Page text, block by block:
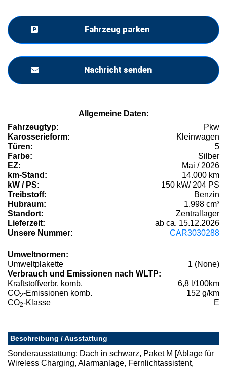
Fahrzeug parken
Nachricht senden
Allgemeine Daten:
Fahrzeugtyp:
Pkw
Karosserieform:
Kleinwagen
Türen:
5
Farbe:
Silber
EZ:
Mai / 2026
km-Stand:
14.000 km
kW / PS:
150 kW/ 204 PS
Treibstoff:
Benzin
Hubraum:
1.998 cm³
Standort:
Zentrallager
Lieferzeit:
ab ca. 15.12.2026
Unsere Nummer:
CAR3030288
Umweltnormen:
Umweltplakette
1 (None)
Verbrauch und Emissionen nach WLTP:
Kraftstoffverbr. komb.
6,8 l/100km
CO2-Emissionen komb.
152 g/km
CO2-Klasse E
Beschreibung / Ausstattung
Sonderausstattung: Dach in schwarz, Paket M [Ablage für
Wireless Charging, Alarmanlage, Fernlichtassistent,